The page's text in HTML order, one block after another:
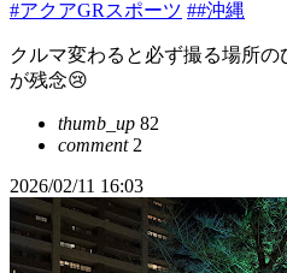
#アクアGRスポーツ ##沖縄
クルマ変わると必ず撮る場所
が残念😢
thumb_up 82
comment2
2026/02/11 16:03